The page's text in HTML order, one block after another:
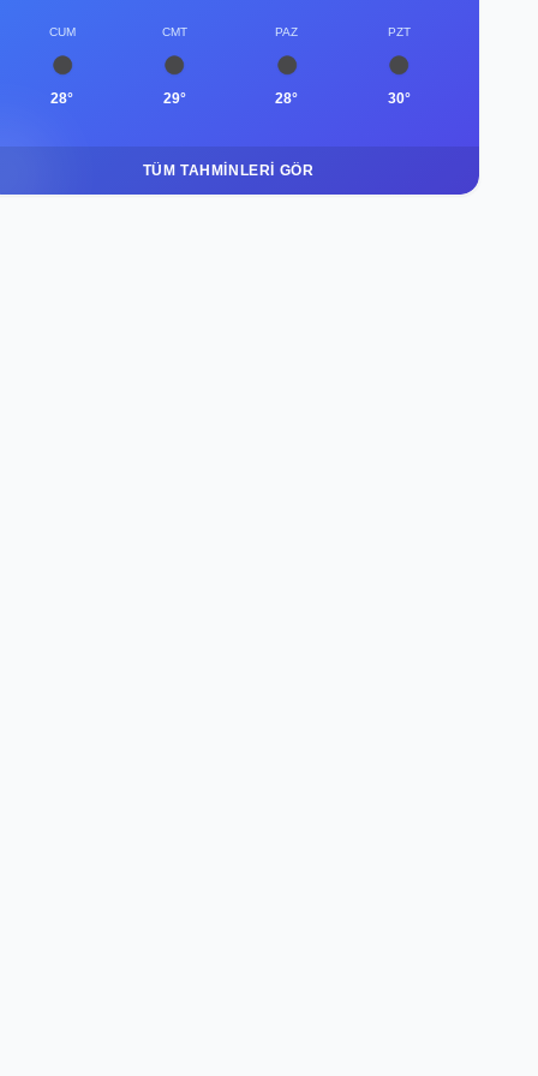
CUM
28°
CMT
29°
PAZ
28°
PZT
30°
TÜM TAHMINLERI GÖR